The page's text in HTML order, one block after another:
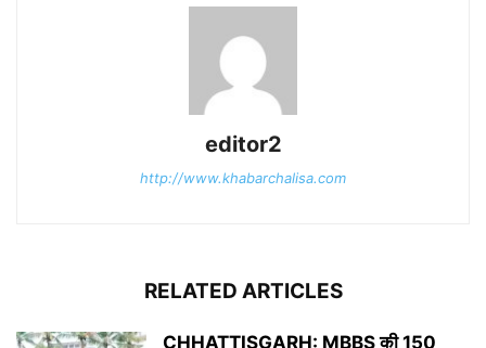
editor2
http://www.khabarchalisa.com
RELATED ARTICLES
CHHATTISGARH: MBBS की 150